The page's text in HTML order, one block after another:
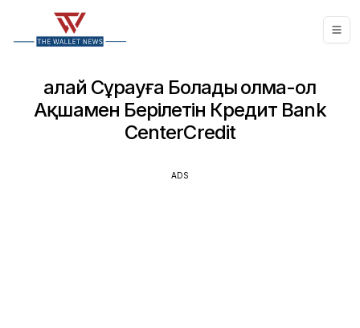
Қалай Сұрауға Болады Қолма-Қол
Ақшамен Берілетін Кредит Bank
CenterCredit
ADS